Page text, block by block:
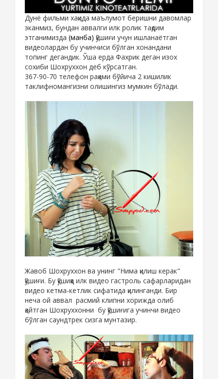
Дунё фильми хақида маълумот беришни давомлар
эканмиз, бундан аввалги илк ролик тақдим
этганимизда (манба) қўшиғи учун ишланаётган
видеолардан бу учинчиси бўлган хонандани
топинг дегандик. Ўша ерда Фахрик деган изох
сохиби Шохруххон деб кўрсатган.
367-90-70 телефон рақами бўйича 2 кишилик
таклифномангизни олишингиз мумкин бўлади.
Жавоб Шохруххон ва унинг "Нима қилиш керак"
қўшиғи. Бу қўшиққа илк видео гастроль сафарларидан
видео кетма-кетлик сифатида қилинганди. Бир
неча ой аввал расмий клипни хорижда олиб
қайтган Шохруххонни бу қўшиғига учинчи видео
бўлган саундтрек сизга мунтазир.